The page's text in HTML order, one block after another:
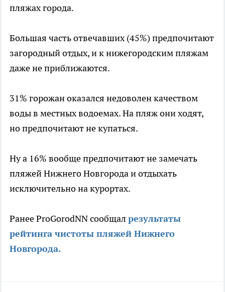
пляжах города.
Большая часть отвечавших (45%) предпочитают
загородный отдых, и к нижегородским пляжам
даже не приближаются.
31% горожан оказался недоволен качеством
воды в местных водоемах. На пляж они ходят,
но предпочитают не купаться.
Ну а 16% вообще предпочитают не замечать
пляжей Нижнего Новгорода и отдыхать
исключительно на курортах.
Ранее ProGorodNN сообщал результаты
рейтинга чистоты пляжей Нижнего
Новгорода.